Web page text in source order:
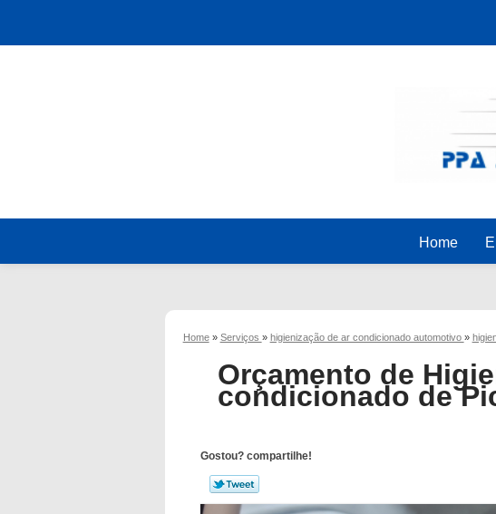
Home
Home » Serviços » higienização de ar condicionado automotivo »
Orçamento de
condicionado de
Gostou? compartilhe!